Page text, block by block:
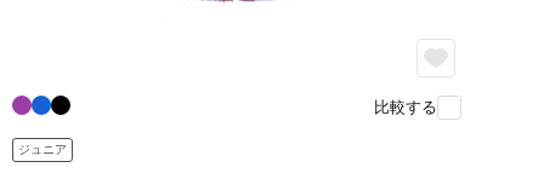
比較する
ジュニア